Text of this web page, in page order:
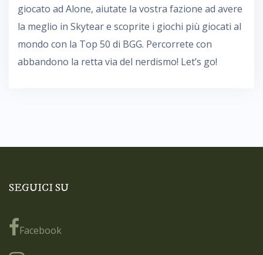
giocato ad Alone, aiutate la vostra fazione ad avere
la meglio in Skytear e scoprite i giochi più giocati al
mondo con la Top 50 di BGG. Percorrete con
abbandono la retta via del nerdismo! Let’s go!
SEGUICI SU
Facebook